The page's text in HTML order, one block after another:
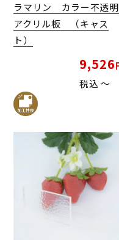
ラマリン カラー不透明
アクリル板 （キャス
ト）
9,526
税込 〜